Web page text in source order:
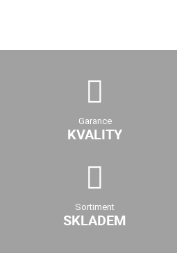
Garance
KVALITY
Sortiment
SKLADEM